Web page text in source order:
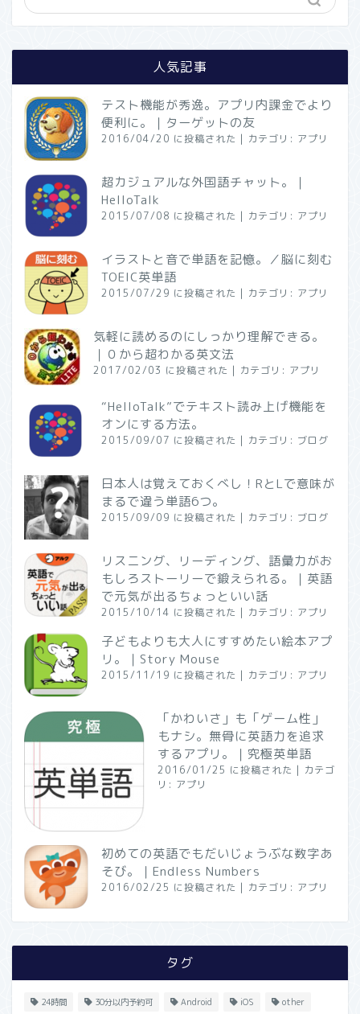
人気記事
テスト機能が秀逸。アプリ内課金でより
便利に。｜ターゲットの友
2016/04/20 に投稿された | カテゴリ: アプリ
超カジュアルな外国語チャット。｜
HelloTalk
2015/07/08 に投稿された | カテゴリ: アプリ
イラストと音で単語を記憶。／脳に刻む
TOEIC英単語
2015/07/29 に投稿された | カテゴリ: アプリ
気軽に読めるのにしっかり理解できる。
｜０から超わかる英文法
2017/02/03 に投稿された | カテゴリ: アプリ
“HelloTalk”でテキスト読み上げ機能を
オンにする方法。
2015/09/07 に投稿された | カテゴリ: ブログ
日本人は覚えておくべし！RとLで意味が
まるで違う単語6つ。
2015/09/09 に投稿された | カテゴリ: ブログ
リスニング、リーディング、語彙力がお
もしろストーリーで鍛えられる。｜英語
で元気が出るちょっといい話
2015/10/14 に投稿された | カテゴリ: アプリ
子どもよりも大人にすすめたい絵本アプ
リ。｜Story Mouse
2015/11/19 に投稿された | カテゴリ: アプリ
「かわいさ」も「ゲーム性」
もナシ。無骨に英語力を追求
するアプリ。｜究極英単語
2016/01/25 に投稿された | カテゴ
リ: アプリ
初めての英語でもだいじょうぶな数字あ
そび。｜Endless Numbers
2016/02/25 に投稿された | カテゴリ: アプリ
タグ
24時間 30分以内予約可 Android iOS other